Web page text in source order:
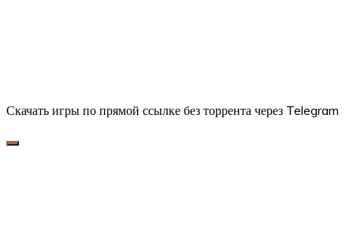
Скачать игры по прямой ссылке без торрента через Telegram